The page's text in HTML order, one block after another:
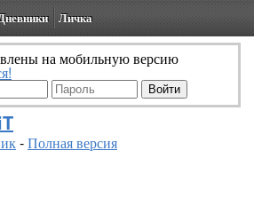
Личка
на мобильную версию
-Полная версия